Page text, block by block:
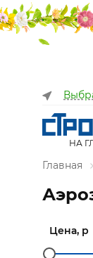
НА
Главная
Цена, р